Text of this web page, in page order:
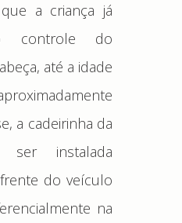
a criança já
controle do
até a idade
a cadeirinha da
ser instalada
do veículo
na